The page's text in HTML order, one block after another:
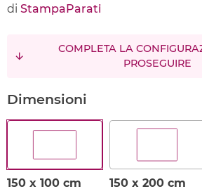
di StampaParati
COMPLETA LA
PROSEGUIRE
Dimensioni
150 x 100 cm 150 x 200 cm